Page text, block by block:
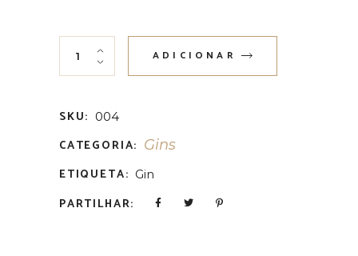
Gin Lovers Black 70cl quantity
ADICIONAR
SKU: 004
CATEGORIA: Gins
ETIQUETA: Gin
PARTILHAR: